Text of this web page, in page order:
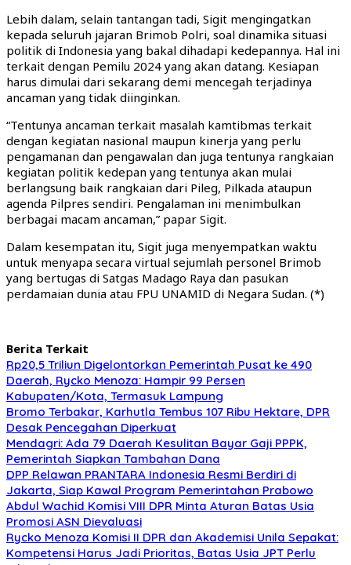
Lebih dalam, selain tantangan tadi, Sigit mengingatkan
kepada seluruh jajaran Brimob Polri, soal dinamika situasi
politik di Indonesia yang bakal dihadapi kedepannya. Hal ini
terkait dengan Pemilu 2024 yang akan datang. Kesiapan
harus dimulai dari sekarang demi mencegah terjadinya
ancaman yang tidak diinginkan.
“Tentunya ancaman terkait masalah kamtibmas terkait
dengan kegiatan nasional maupun kinerja yang perlu
pengamanan dan pengawalan dan juga tentunya rangkaian
kegiatan politik kedepan yang tentunya akan mulai
berlangsung baik rangkaian dari Pileg, Pilkada ataupun
agenda Pilpres sendiri. Pengalaman ini menimbulkan
berbagai macam ancaman,” papar Sigit.
Dalam kesempatan itu, Sigit juga menyempatkan waktu
untuk menyapa secara virtual sejumlah personel Brimob
yang bertugas di Satgas Madago Raya dan pasukan
perdamaian dunia atau FPU UNAMID di Negara Sudan. (*)
Berita Terkait
Rp20,5 Triliun Digelontorkan Pemerintah Pusat ke 490
Daerah, Rycko Menoza: Hampir 99 Persen
Kabupaten/Kota, Termasuk Lampung
Bromo Terbakar, Karhutla Tembus 107 Ribu Hektare, DPR
Desak Pencegahan Diperkuat
Mendagri: Ada 79 Daerah Kesulitan Bayar Gaji PPPK,
Pemerintah Siapkan Tambahan Dana
DPP Relawan PRANTARA Indonesia Resmi Berdiri di
Jakarta, Siap Kawal Program Pemerintahan Prabowo
Abdul Wachid Komisi VIII DPR Minta Aturan Batas Usia
Promosi ASN Dievaluasi
Rycko Menoza Komisi II DPR dan Akademisi Unila Sepakat:
Kompetensi Harus Jadi Prioritas, Batas Usia JPT Perlu